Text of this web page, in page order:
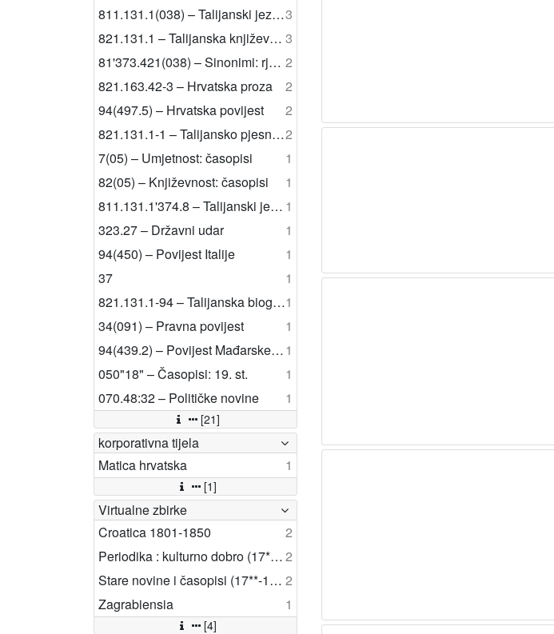
811.131.1(038) – Talijanski jezik: rječnici3
821.131.1 – Talijanska književnost 3
81'373.421(038) – Sinonimi: rječnici 2
821.163.42-3 – Hrvatska proza
2
94(497.5) – Hrvatska povijest
2
821.131.1-1 – Talijansko pjesništvo2
7(05) – Umjetnost: časopisi
1
82(05) – Književnost: časopisi
1
811.131.1'374.8 – Talijanski jezik, rječnici 1
323.27 – Državni udar
1
94(450) – Povijest Italije
1
37
1
821.131.1-94 – Talijanska biografska proza1
34(091) – Pravna povijest
1
94(439.2) – Povijest Mađarske: 11. st.-1866.1
050"18" – Časopisi: 19. st.
1
070.48:32 – Političke novine
1
[21]
korporativna tijela
Matica hrvatska
1
[1]
Virtualne zbirke
Croatica 1801-1850
2
Periodika : kulturno dobro (17** -1850)2
Stare novine i časopisi (17**-1918) 2
Zagrabiensia
1
[4]